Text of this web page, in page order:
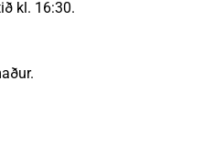
kl. 16:30.